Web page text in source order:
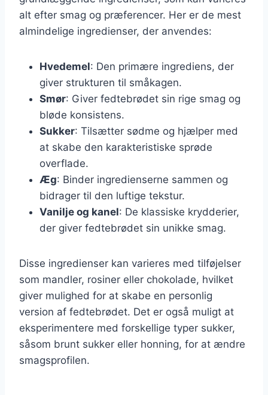
alt efter smag og præferencer. Her er de mest
almindelige ingredienser, der anvendes:
Hvedemel: Den primære ingrediens, der
giver strukturen til småkagen.
Smør: Giver fedtebrødet sin rige smag og
bløde konsistens.
Sukker: Tilsætter sødme og hjælper med
at skabe den karakteristiske sprøde
overflade.
Æg: Binder ingredienserne sammen og
bidrager til den luftige tekstur.
Vanilje og kanel: De klassiske krydderier,
der giver fedtebrødet sin unikke smag.
Disse ingredienser kan varieres med tilføjelser
som mandler, rosiner eller chokolade, hvilket
giver mulighed for at skabe en personlig
version af fedtebrødet. Det er også muligt at
eksperimentere med forskellige typer sukker,
såsom brunt sukker eller honning, for at ændre
smagsprofilen.